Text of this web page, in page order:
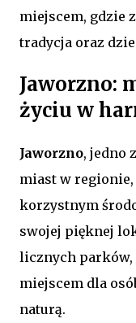
miejscem, gdzie
tradycja oraz
Jaworzno:
życiu w
Jaworzno, jedno
miast w
korzystnym
swojej pięknej
licznych parków,
miejscem dla
naturą.